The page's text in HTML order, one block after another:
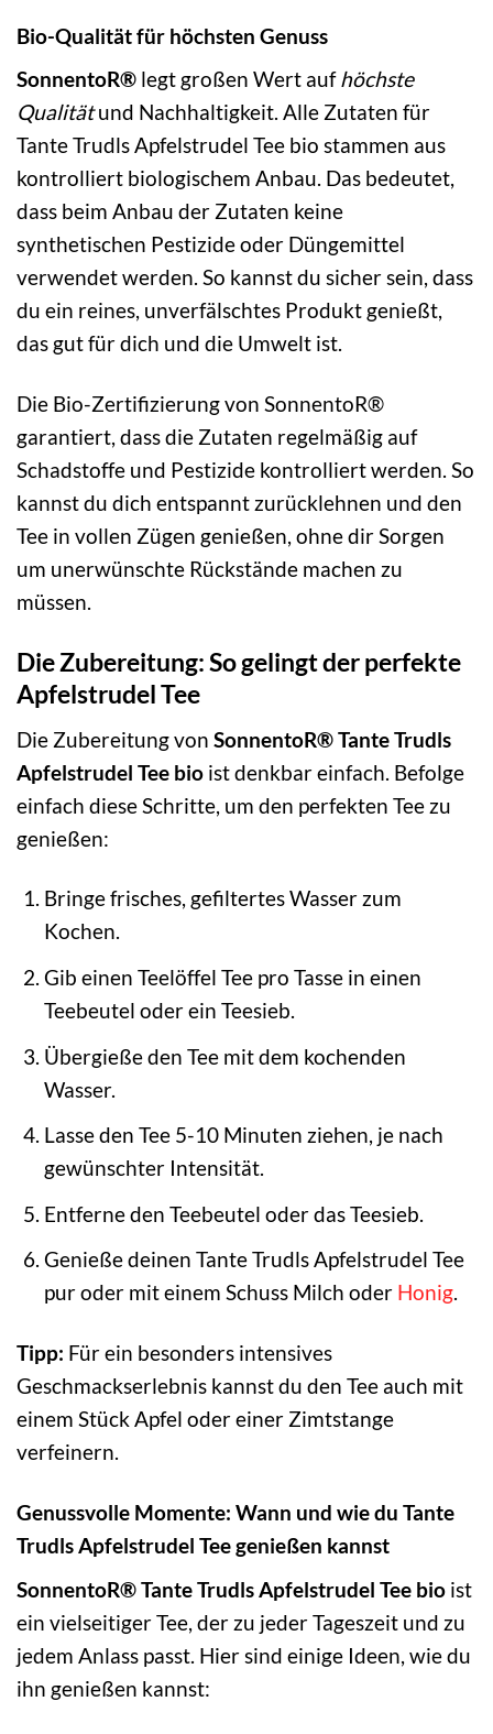
Bio-Qualität für höchsten Genuss
SonnentoR® legt großen Wert aufhöchste
Qualitätund Nachhaltigkeit. Alle Zutaten für
Tante Trudls Apfelstrudel Tee bio stammen aus
kontrolliert biologischem Anbau. Das bedeutet,
dass beim Anbau der Zutaten keine
synthetischen Pestizide oder Düngemittel
verwendet werden. So kannst du sicher sein, dass
du ein reines, unverfälschtes Produkt genießt,
das gut für dich und die Umwelt ist.
Die Bio-Zertifizierung von SonnentoR®
garantiert, dass die Zutaten regelmäßig auf
Schadstoffe und Pestizide kontrolliert werden. So
kannst du dich entspannt zurücklehnen und den
Tee in vollen Zügen genießen, ohne dir Sorgen
um unerwünschte Rückstände machen zu
müssen.
Die Zubereitung: So gelingt der perfekte
Apfelstrudel Tee
Die Zubereitung von SonnentoR® Tante Trudls
Apfelstrudel Tee bio ist denkbar einfach. Befolge
einfach diese Schritte, um den perfekten Tee zu
genießen:
Bringe frisches, gefiltertes Wasser zum
Kochen.
Gib einen Teelöffel Tee pro Tasse in einen
Teebeutel oder ein Teesieb.
Übergieße den Tee mit dem kochenden
Wasser.
Lasse den Tee 5-10 Minuten ziehen, je nach
gewünschter Intensität.
Entferne den Teebeutel oder das Teesieb.
Genieße deinen Tante Trudls Apfelstrudel Tee
pur oder mit einem Schuss Milch oder Honig.
Tipp: Für ein besonders intensives
Geschmackserlebnis kannst du den Tee auch mit
einem Stück Apfel oder einer Zimtstange
verfeinern.
Genussvolle Momente: Wann und wie du Tante
Trudls Apfelstrudel Tee genießen kannst
SonnentoR® Tante Trudls Apfelstrudel Tee bio ist
ein vielseitiger Tee, der zu jeder Tageszeit und zu
jedem Anlass passt. Hier sind einige Ideen, wie du
ihn genießen kannst: